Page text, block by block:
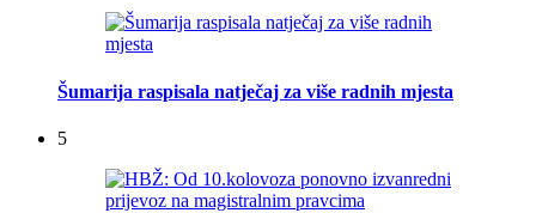
Šumarija raspisala natječaj za više radnih mjesta
5